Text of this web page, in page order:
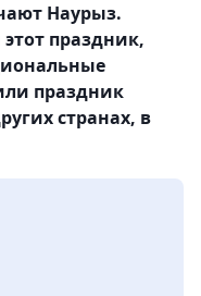
Наурыз.
праздник,
праздник
странах, в